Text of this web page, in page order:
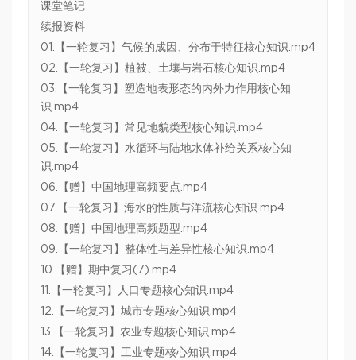
课堂笔记
续报资料
01.【一轮复习】气候的成因、分布于特征核心知识.mp4
02.【一轮复习】植被、土壤与岩石核心知识.mp4
03.【一轮复习】塑造地表形态的内外力作用核心知
识.mp4
04.【一轮复习】常见地貌类型核心知识.mp4
05.【一轮复习】水循环与陆地水体补给关系核心知
识.mp4
06.【赠】中国地理高频要点.mp4
07.【一轮复习】海水的性质与洋流核心知识.mp4
08.【赠】中国地理高频题型.mp4
09.【一轮复习】整体性与差异性核心知识.mp4
10.【赠】期中复习(7).mp4
11.【一轮复习】人口专题核心知识.mp4
12.【一轮复习】城市专题核心知识.mp4
13.【一轮复习】农业专题核心知识.mp4
14.【一轮复习】工业专题核心知识.mp4